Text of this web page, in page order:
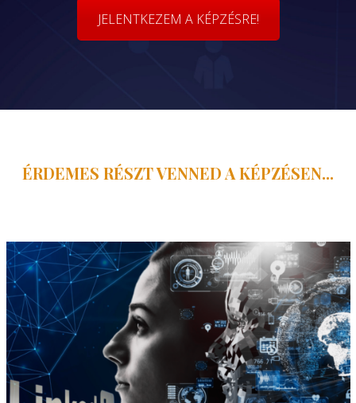
JELENTKEZEM A KÉPZÉSRE!
ÉRDEMES RÉSZT VENNED A KÉPZÉSEN...